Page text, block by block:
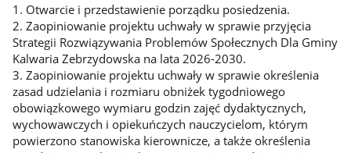
1. Otwarcie i przedstawienie porządku posiedzenia.
2. Zaopiniowanie projektu uchwały w sprawie przyjęcia
Strategii Rozwiązywania Problemów Społecznych Dla Gminy
Kalwaria Zebrzydowska na lata 2026-2030.
3. Zaopiniowanie projektu uchwały w sprawie określenia
zasad udzielania i rozmiaru obniżek tygodniowego
obowiązkowego wymiaru godzin zajęć dydaktycznych,
wychowawczych i opiekuńczych nauczycielom, którym
powierzono stanowiska kierownicze, a także określenia